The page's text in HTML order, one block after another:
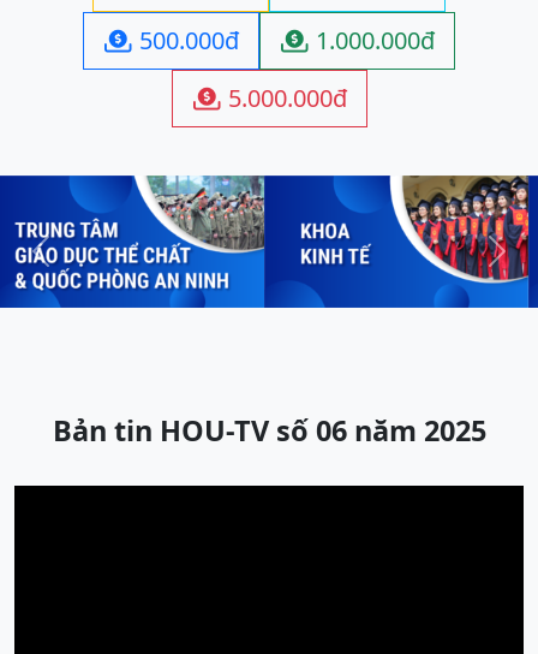
 500.000đ  1.000.000đ
 5.000.000đ
Previous Next
Bản tin HOU-TV số 06 năm 2025